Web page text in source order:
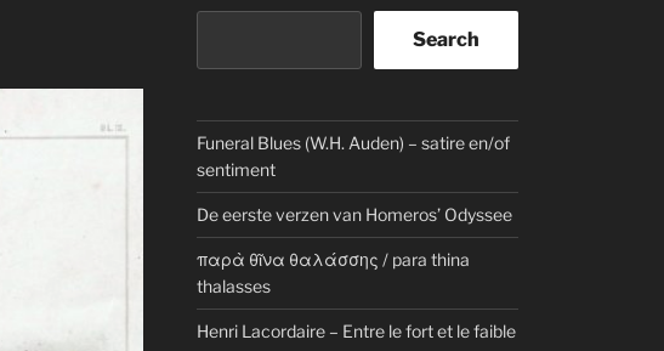
Search
Funeral Blues (W.H. Auden) – satire en/of
sentiment
De eerste verzen van Homeros’ Odyssee
παρὰ θῖνα θαλάσσης / para thina
thalasses
Henri Lacordaire – Entre le fort et le faible